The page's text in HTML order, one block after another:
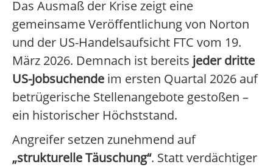
Das Ausmaß der Krise zeigt eine
gemeinsame Veröffentlichung von Norton
und der US-Handelsaufsicht FTC vom 19.
März 2026. Demnach ist bereits jeder dritte
US-Jobsuchende im ersten Quartal 2026 auf
betrügerische Stellenangebote gestoßen –
ein historischer Höchststand.
Angreifer setzen zunehmend auf
„strukturelle Täuschung“. Statt verdächtiger